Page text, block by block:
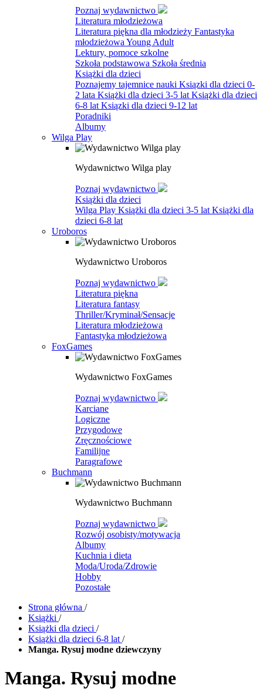
Poznaj wydawnictwo
Literatura młodzieżowa
Literatura piękna dla młodzieży Fantastyka
młodzieżowa Young Adult
Lektury, pomoce szkolne
Szkoła podstawowa Szkoła średnia
Książki dla dzieci
Poznajemy tajemnice nauki Ksiązki dla dzieci 0-
2 lata Książki dla dzieci 3-5 lat Książki dla dzieci
6-8 lat Ksiązki dla dzieci 9-12 lat
Poradniki
Albumy
Wilga Play
Wydawnictwo Wilga play
Poznaj wydawnictwo
Książki dla dzieci
Wilga Play Książki dla dzieci 3-5 lat Książki dla
dzieci 6-8 lat
Uroboros
Wydawnictwo Uroboros
Poznaj wydawnictwo
Literatura piękna
Literatura fantasy
Thriller/Kryminał/Sensacje
Literatura młodzieżowa
Fantastyka młodzieżowa
FoxGames
Wydawnictwo FoxGames
Poznaj wydawnictwo
Karciane
Logiczne
Przygodowe
Zręcznościowe
Familijne
Paragrafowe
Buchmann
Wydawnictwo Buchmann
Poznaj wydawnictwo
Rozwój osobisty/motywacja
Albumy
Kuchnia i dieta
Moda/Uroda/Zdrowie
Hobby
Pozostałe
Strona główna /
Książki /
Książki dla dzieci /
Książki dla dzieci 6-8 lat /
Manga. Rysuj modne dziewczyny
Manga. Rysuj modne